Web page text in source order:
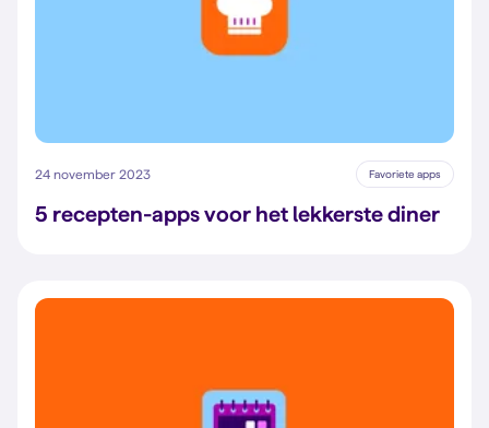
24 november 2023 Favoriete apps
5 recepten-apps voor het lekkerste diner